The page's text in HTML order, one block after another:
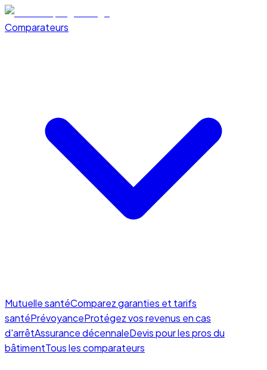
Comparateurs
Mutuelle santéComparez garanties et tarifs
santéPrévoyanceProtégez vos revenus en cas
d'arrêtAssurance décennaleDevis pour les pros du
bâtimentTous les comparateurs